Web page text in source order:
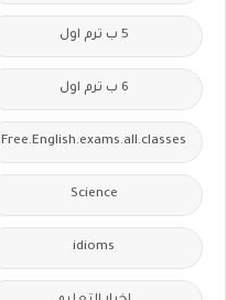
5 ب ترم اول
6 ب ترم اول
Free.English.exams.all.classes
Science
idioms